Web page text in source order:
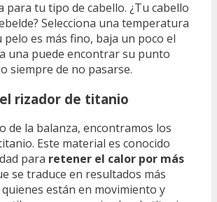
para tu tipo de cabello. ¿Tu cabello
Selecciona una temperatura
pelo es más fino, baja un poco el
una puede encontrar su punto
siempre de no pasarse.
rizador de titanio
de la balanza, encontramos los
Este material es conocido
para retener el calor por más
se traduce en resultados más
están en movimiento y